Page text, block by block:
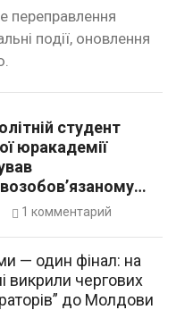
переправлення
події, оновлення
студент
юракадемії
за кордон, щоб
1 комментарий
— один фінал: на
викрили чергових
до Молдови